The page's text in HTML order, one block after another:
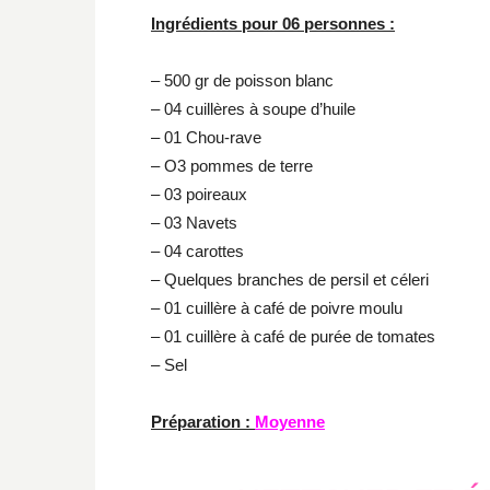
Ingrédients pour 06 personnes :
– 500 gr de poisson blanc
– 04 cuillères à soupe d’huile
– 01 Chou-rave
– O3 pommes de terre
– 03 poireaux
– 03 Navets
– 04 carottes
– Quelques branches de persil et céleri
– 01 cuillère à café de poivre moulu
– 01 cuillère à café de purée de tomates
– Sel
Préparation : Moyenne